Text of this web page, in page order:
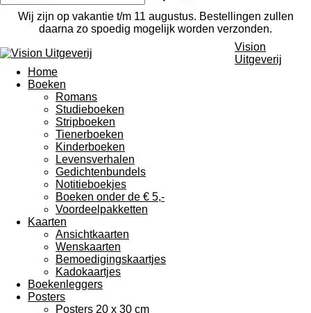
Wij zijn op vakantie t/m 11 augustus. Bestellingen zullen
daarna zo spoedig mogelijk worden verzonden.
Vision
Uitgeverij
Home
Boeken
Romans
Studieboeken
Stripboeken
Tienerboeken
Kinderboeken
Levensverhalen
Gedichtenbundels
Notitieboekjes
Boeken onder de € 5,-
Voordeelpakketten
Kaarten
Ansichtkaarten
Wenskaarten
Bemoedigingskaartjes
Kadokaartjes
Boekenleggers
Posters
Posters 20 x 30 cm